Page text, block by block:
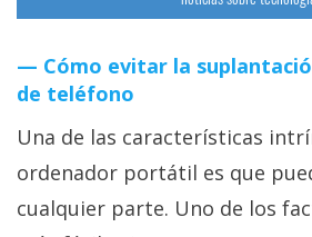
Cómo evitar la
de teléfono
Una de las características
ordenador portátil es que
cualquier parte. Uno de los